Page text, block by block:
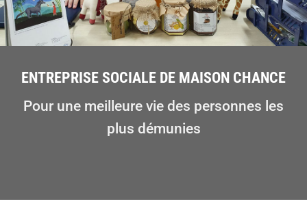
ENTREPRISE SOCIALE DE MAISON CHANCE
Pour une meilleure vie des personnes les
plus démunies